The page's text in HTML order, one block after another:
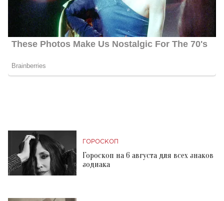
ГОРОСКОП
Гороскоп на 6 августа для всех знаков
зодиака